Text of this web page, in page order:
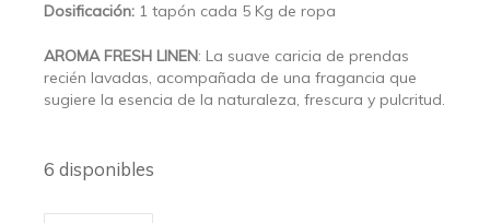
Dosificación: 1 tapón cada 5 Kg de ropa
AROMA FRESH LINEN: La suave caricia de prendas
recién lavadas, acompañada de una fragancia que
sugiere la esencia de la naturaleza, frescura y pulcritud.
6 disponibles